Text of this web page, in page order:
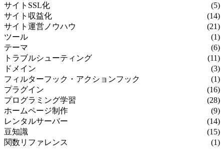
サイトSSL化
(5)
サイト収益化
(14)
サイト運営ノウハウ
(21)
ツール
(1)
テーマ
(6)
トラブルシューティング
(11)
ドメイン
(3)
フィルターフック・アクションフック
(1)
プラグイン
(16)
プログラミング学習
(28)
ホームページ制作
(9)
レンタルサーバー
(14)
豆知識
(15)
関数リファレンス
(1)